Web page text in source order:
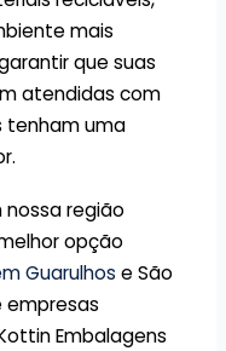
mais
que suas
atendidas com
tenham uma
nossa região
opção
Guarulhos e São
empresas
Embalagens